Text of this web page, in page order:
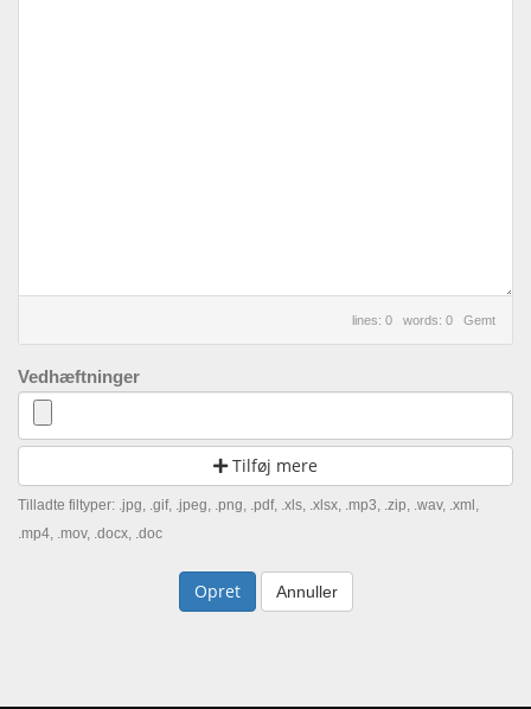
lines: 0 words: 0 Gemt
Vedhæftninger
Tilføj mere
Tilladte filtyper: .jpg, .gif, .jpeg, .png, .pdf, .xls, .xlsx, .mp3, .zip, .wav, .xml,
.mp4, .mov, .docx, .doc
Annuller